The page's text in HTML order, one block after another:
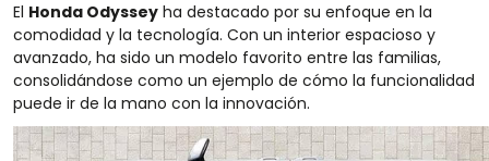
El Honda Odyssey ha destacado por su enfoque en la
comodidad y la tecnología. Con un interior espacioso y
avanzado, ha sido un modelo favorito entre las familias,
consolidándose como un ejemplo de cómo la funcionalidad
puede ir de la mano con la innovación.